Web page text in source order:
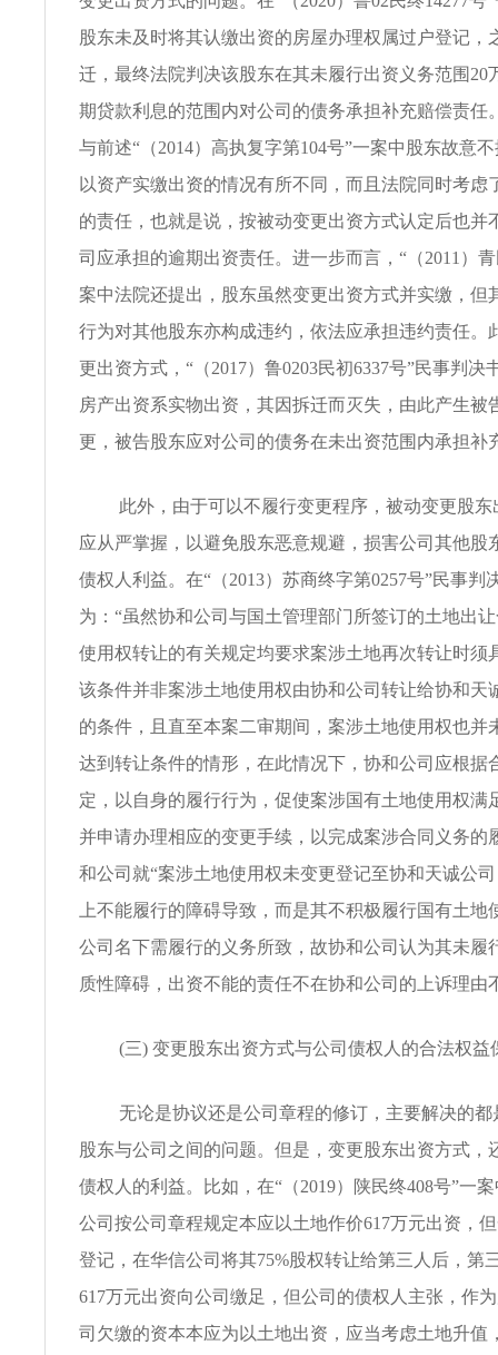
股东未及时将其认缴出资的房屋办理权属过户登记，
迁，最终法院判决该股东在其未履行出资义务范围20
期贷款利息的范围内对公司的债务承担补充赔偿责任
与前述“（2014）高执复字第104号”一案中股东故意
以资产实缴出资的情况有所不同，而且法院同时考虑
的责任，也就是说，按被动变更出资方式认定后也并
司应承担的逾期出资责任。进一步而言，“（2011）
案中法院还提出，股东虽然变更出资方式并实缴，但
行为对其他股东亦构成违约，依法应承担违约责任。
更出资方式，“（2017）鲁0203民初6337号”民事判决
房产出资系实物出资，其因拆迁而灭失，由此产生被
更，被告股东应对公司的债务在未出资范围内承担补
此外，由于可以不履行变更程序，被动变更股
应从严掌握，以避免股东恶意规避，损害公司其他股
债权人利益。在“（2013）苏商终字第0257号”民事判
为：“虽然协和公司与国土管理部门所签订的土地出
使用权转让的有关规定均要求案涉土地再次转让时须
该条件并非案涉土地使用权由协和公司转让给协和天
的条件，且直至本案二审期间，案涉土地使用权也并
达到转让条件的情形，在此情况下，协和公司应根据
定，以自身的履行行为，促使案涉国有土地使用权满
并申请办理相应的变更手续，以完成案涉合同义务的
和公司就“案涉土地使用权未变更登记至协和天诚公
上不能履行的障碍导致，而是其不积极履行国有土地
公司名下需履行的义务所致，故协和公司认为其未履
质性障碍，出资不能的责任不在协和公司的上诉理由
(三) 变更股东出资方式与公司债权人的合法权益
无论是协议还是公司章程的修订，主要解决的
股东与公司之间的问题。但是，变更股东出资方式，
债权人的利益。比如，在“（2019）陕民终408号”一
公司按公司章程规定本应以土地作价617万元出资，
登记，在华信公司将其75%股权转让给第三人后，第
617万元出资向公司缴足，但公司的债权人主张，作
司欠缴的资本本应为以土地出资，应当考虑土地升值